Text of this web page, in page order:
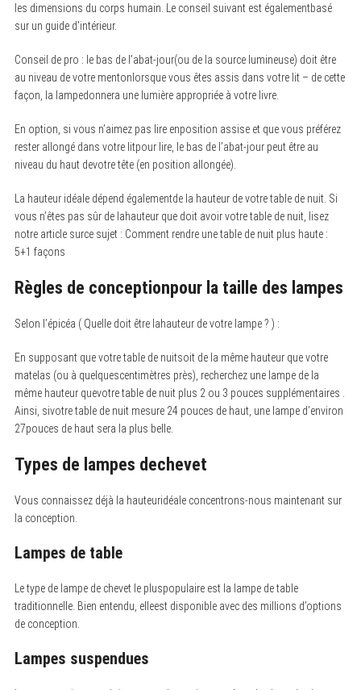
les dimensions du corps humain. Le conseil suivant est égalementbasé
sur un guide d’intérieur.
Conseil de pro : le bas de l’abat-jour(ou de la source lumineuse) doit être
au niveau de votre mentonlorsque vous êtes assis dans votre lit – de cette
façon, la lampedonnera une lumière appropriée à votre livre.
En option, si vous n’aimez pas lire enposition assise et que vous préférez
rester allongé dans votre litpour lire, le bas de l’abat-jour peut être au
niveau du haut devotre tête (en position allongée).
La hauteur idéale dépend égalementde la hauteur de votre table de nuit. Si
vous n’êtes pas sûr de lahauteur que doit avoir votre table de nuit, lisez
notre article surce sujet : Comment rendre une table de nuit plus haute :
5+1 façons
Règles de conceptionpour la taille des lampes
Selon l’épicéa ( Quelle doit être lahauteur de votre lampe ? ) :
En supposant que votre table de nuitsoit de la même hauteur que votre
matelas (ou à quelquescentimètres près), recherchez une lampe de la
même hauteur quevotre table de nuit plus 2 ou 3 pouces supplémentaires .
Ainsi, sivotre table de nuit mesure 24 pouces de haut, une lampe d’environ
27pouces de haut sera la plus belle.
Types de lampes dechevet
Vous connaissez déjà la hauteuridéale concentrons-nous maintenant sur
la conception.
Lampes de table
Le type de lampe de chevet le pluspopulaire est la lampe de table
traditionnelle. Bien entendu, elleest disponible avec des millions d’options
de conception.
Lampes suspendues
S
e
r
f
r